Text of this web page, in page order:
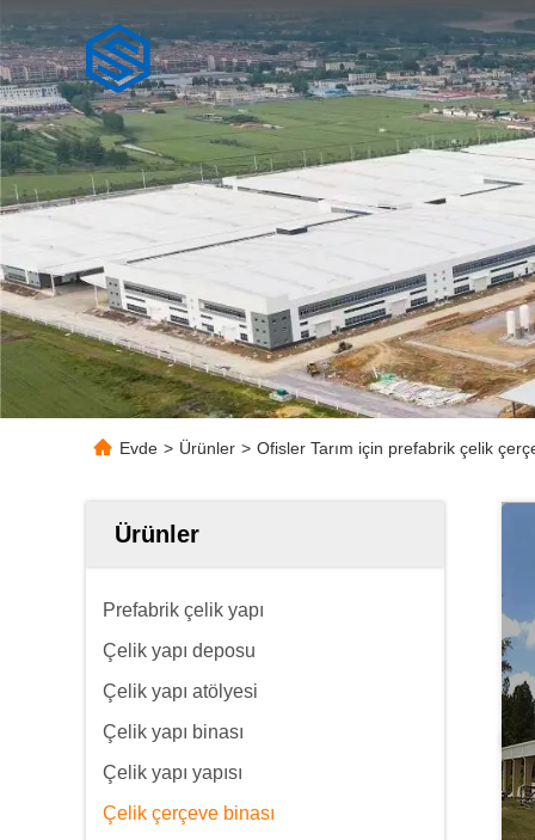
Evde > Ürünler > Ofisler Tarım için prefabrik çelik
Ürünler
Prefabrik çelik yapı
Çelik yapı deposu
Çelik yapı atölyesi
Çelik yapı binası
Çelik yapı yapısı
Çelik çerçeve binası